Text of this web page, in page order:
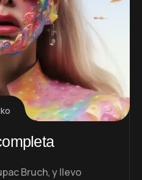
Bruch, y llevo